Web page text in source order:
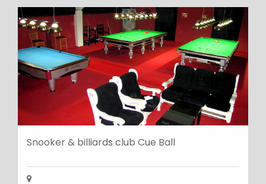
Snooker & billiards club Cue Ball